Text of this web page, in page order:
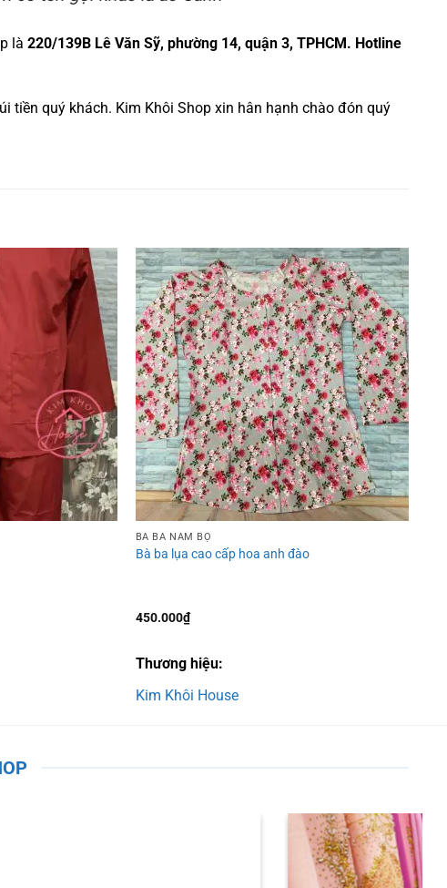
là 220/139B Lê Văn Sỹ, phường 14, quận 3, TPHCM. Hotline
tiền quý khách. Kim Khôi Shop xin hân hạnh chào đón quý
Add to
wishlist
Add to
wishlist
BÀ BA NAM BỘ
Bà ba lụa cao cấp hoa anh đào
450.000₫
Thương hiệu:
Kim Khôi House